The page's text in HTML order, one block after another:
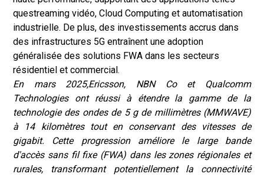
questreaming vidéo, Cloud Computing et automatisation
industrielle. De plus, des investissements accrus dans
des infrastructures 5G entraînent une adoption
généralisée des solutions FWA dans les secteurs
résidentiel et commercial.
En mars 2025,Ericsson, NBN Co et Qualcomm
Technologies ont réussi à étendre la gamme de la
technologie des ondes de 5 g de millimètres (MMWAVE)
à 14 kilomètres tout en conservant des vitesses de
gigabit.
Cette progression améliore le large bande
d'accès sans fil fixe (FWA) dans les zones régionales et
rurales, transformant potentiellement la connectivité